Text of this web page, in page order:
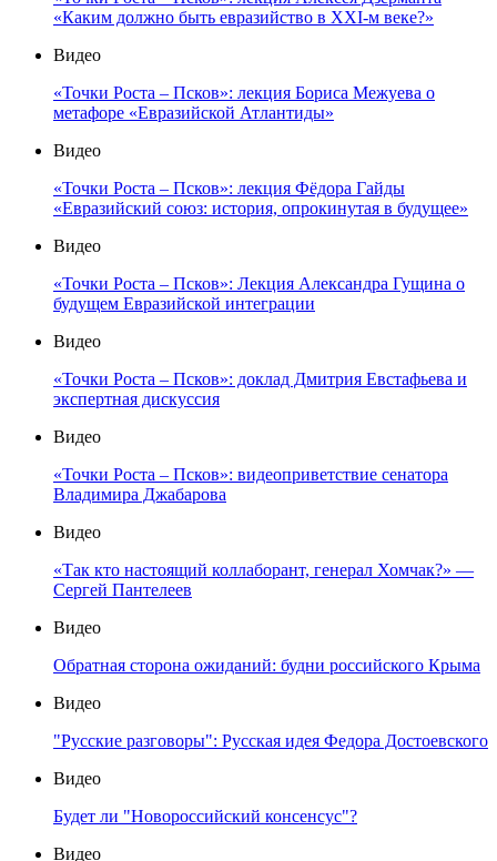
«Каким должно быть евразийство в XXI-м веке?»
Видео
«Точки Роста – Псков»: лекция Бориса Межуева о
метафоре «Евразийской Атлантиды»
Видео
«Точки Роста – Псков»: лекция Фёдора Гайды
«Евразийский союз: история, опрокинутая в будущее»
Видео
«Точки Роста – Псков»: Лекция Александра Гущина о
будущем Евразийской интеграции
Видео
«Точки Роста – Псков»: доклад Дмитрия Евстафьева и
экспертная дискуссия
Видео
«Точки Роста – Псков»: видеоприветствие сенатора
Владимира Джабарова
Видео
«Так кто настоящий коллаборант, генерал Хомчак?» —
Сергей Пантелеев
Видео
Обратная сторона ожиданий: будни российского Крыма
Видео
"Русские разговоры": Русская идея Федора Достоевского
Видео
Будет ли "Новороссийский консенсус"?
Видео